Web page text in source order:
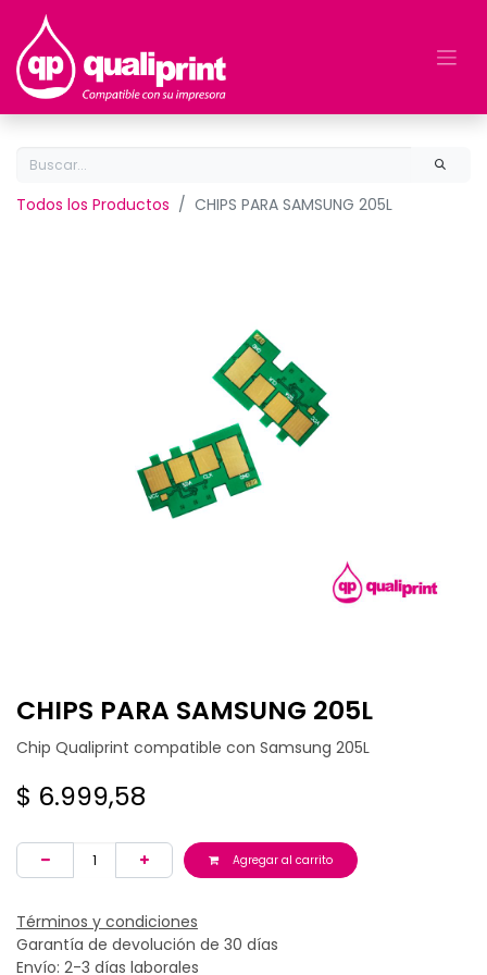
Todos los Productos CHIPS PARA SAMSUNG 205L
CHIPS PARA SAMSUNG 205L
Chip Qualiprint compatible con Samsung 205L
$ 6.999,58
Agregar al carrito
Términos y condiciones
Garantía de devolución de 30 días
Envío: 2-3 días laborales